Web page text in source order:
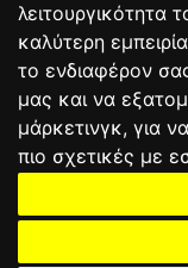
λειτουργικότητα
καλύτερη
το ενδιαφέρον
μας και να
μάρκετινγκ, για
πιο σχετικές με